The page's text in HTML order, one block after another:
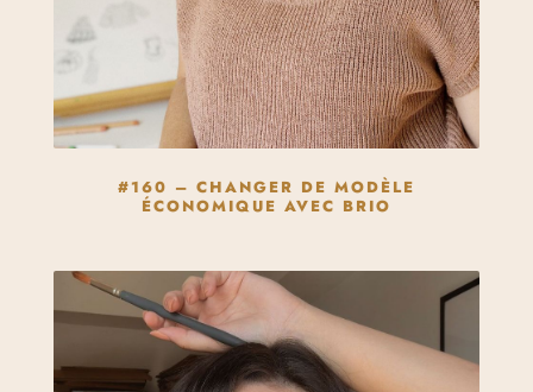
#160 – CHANGER DE MODÈLE
ÉCONOMIQUE AVEC BRIO